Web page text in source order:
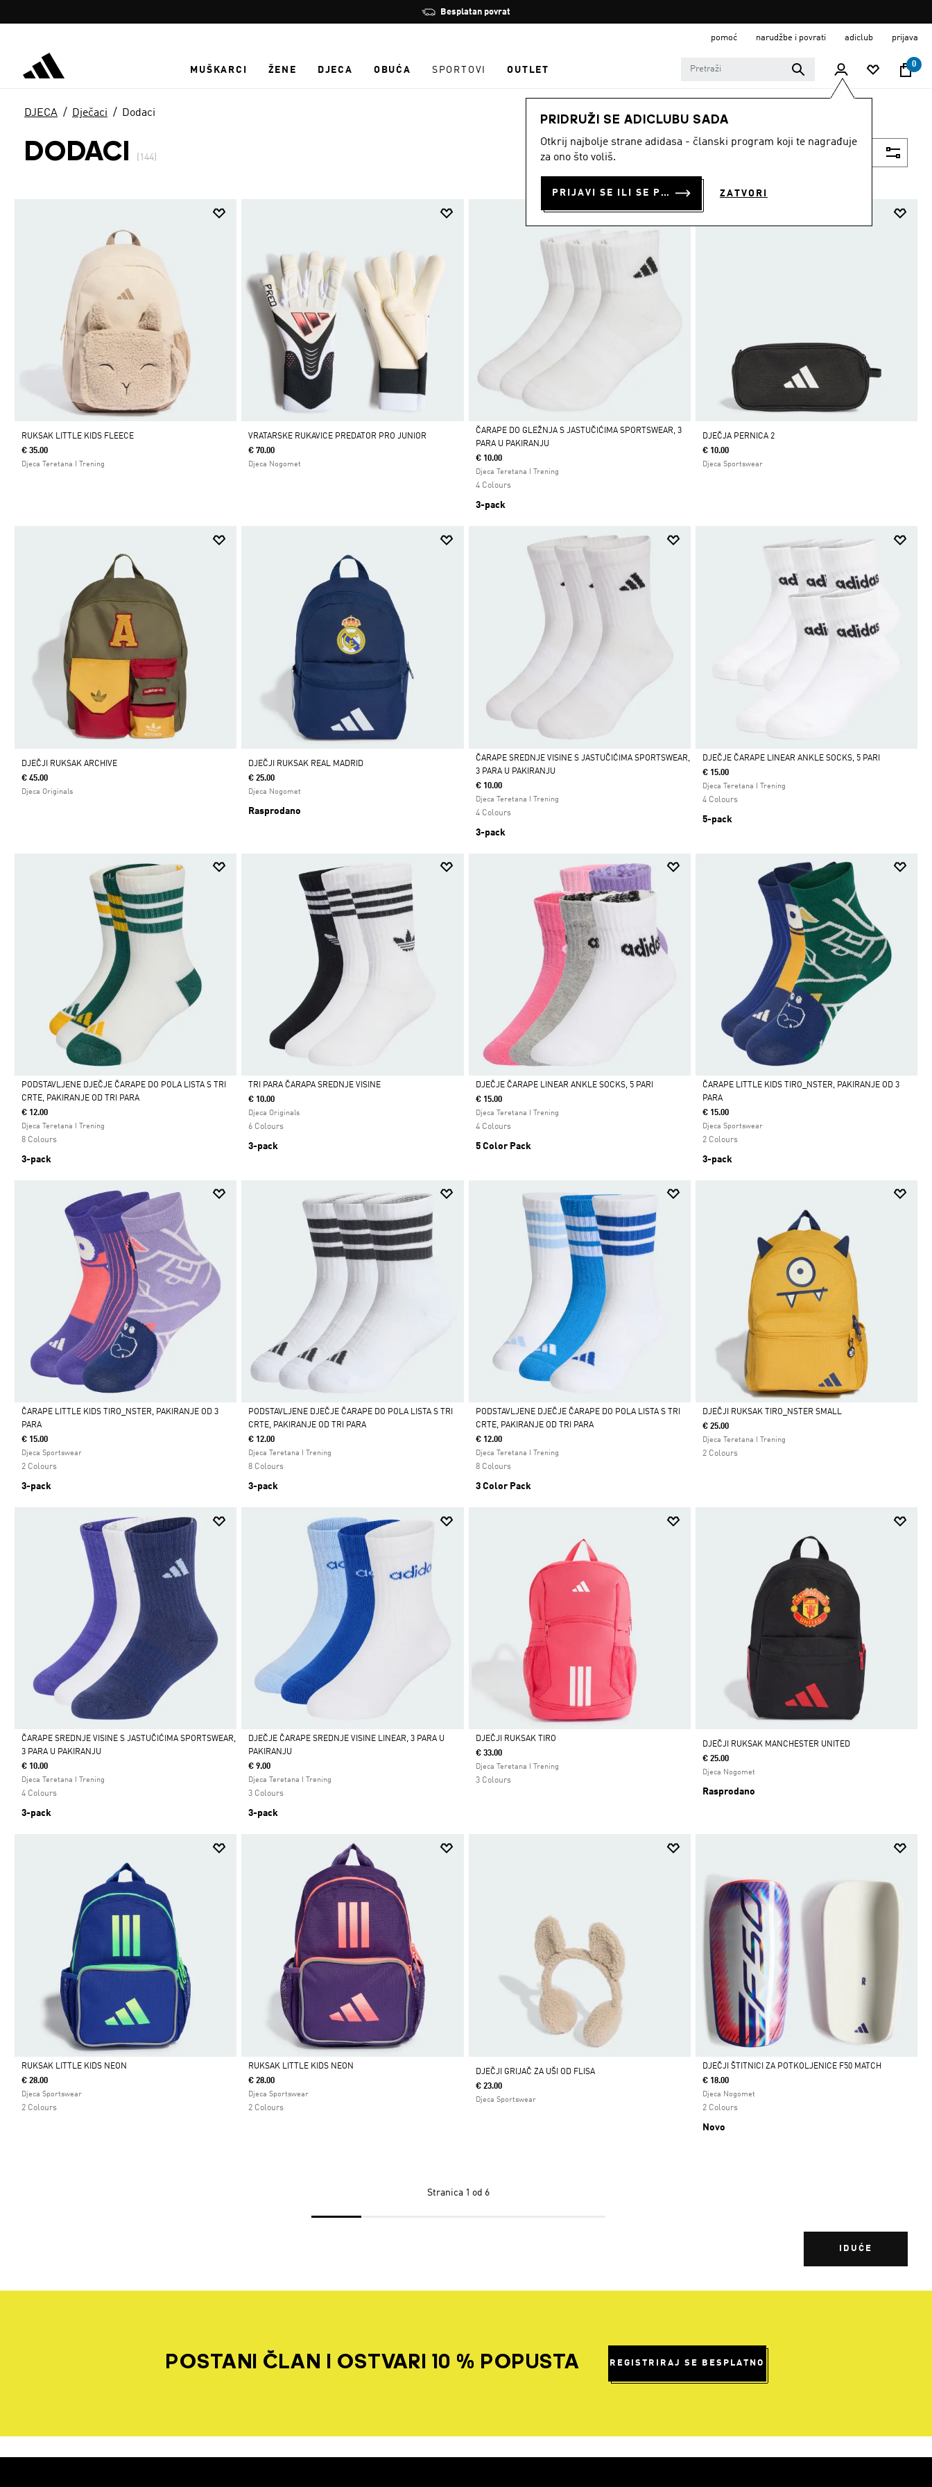
Zaustavi
rotaciju
Učlani se i ostvari 10 % popusta
pomoć narudžbe i povrati adiclub prijava
MUŠKARCI ŽENE DJECA OBUĆA SPORTOVI OUTLET
0
PRIDRUŽI SE ADICLUBU SADA
Otkrij najbolje strane adidasa - članski program koji te nagrađuje
za ono što voliš.
PRIJAVI SE ILI SE PRIDRUŽI SADA ZATVORI
DJECA Dječaci Dodaci
DODACI (144)
RUKSAK LITTLE KIDS FLEECE
€ 35.00
Djeca Teretana I Trening
VRATARSKE RUKAVICE PREDATOR PRO JUNIOR
€ 70.00
Djeca Nogomet
Da
ČARAPE DO GLEŽNJA S JASTUČIĆIMA SPORTSWEAR, 3
PARA U PAKIRANJU
€ 10.00
Djeca Teretana I Trening
4 Colours
3-pack
DJEČJA PERNICA 2
€ 10.00
Djeca Sportswear
DJEČJI RUKSAK ARCHIVE
€ 45.00
Djeca Originals
DJEČJI RUKSAK REAL MADRID
€ 25.00
Djeca Nogomet
Rasprodano
Da
ČARAPE SREDNJE VISINE S JASTUČIĆIMA SPORTSWEAR,
3 PARA U PAKIRANJU
€ 10.00
Djeca Teretana I Trening
4 Colours
3-pack
Da
DJEČJE ČARAPE LINEAR ANKLE SOCKS, 5 PARI
€ 15.00
Djeca Teretana I Trening
4 Colours
5-pack
Da
PODSTAVLJENE DJEČJE ČARAPE DO POLA LISTA S TRI
CRTE, PAKIRANJE OD TRI PARA
€ 12.00
Djeca Teretana I Trening
8 Colours
3-pack
Da
TRI PARA ČARAPA SREDNJE VISINE
€ 10.00
Djeca Originals
6 Colours
3-pack
Da
DJEČJE ČARAPE LINEAR ANKLE SOCKS, 5 PARI
€ 15.00
Djeca Teretana I Trening
4 Colours
5 Color Pack
Da
ČARAPE LITTLE KIDS TIRO_NSTER, PAKIRANJE OD 3
PARA
€ 15.00
Djeca Sportswear
2 Colours
3-pack
Da
ČARAPE LITTLE KIDS TIRO_NSTER, PAKIRANJE OD 3
PARA
€ 15.00
Djeca Sportswear
2 Colours
3-pack
Da
PODSTAVLJENE DJEČJE ČARAPE DO POLA LISTA S TRI
CRTE, PAKIRANJE OD TRI PARA
€ 12.00
Djeca Teretana I Trening
8 Colours
3-pack
Da
PODSTAVLJENE DJEČJE ČARAPE DO POLA LISTA S TRI
CRTE, PAKIRANJE OD TRI PARA
€ 12.00
Djeca Teretana I Trening
8 Colours
3 Color Pack
Da
DJEČJI RUKSAK TIRO_NSTER SMALL
€ 25.00
Djeca Teretana I Trening
2 Colours
Da
ČARAPE SREDNJE VISINE S JASTUČIĆIMA SPORTSWEAR,
3 PARA U PAKIRANJU
€ 10.00
Djeca Teretana I Trening
4 Colours
3-pack
Da
DJEČJE ČARAPE SREDNJE VISINE LINEAR, 3 PARA U
PAKIRANJU
€ 9.00
Djeca Teretana I Trening
3 Colours
3-pack
Da
DJEČJI RUKSAK TIRO
€ 33.00
Djeca Teretana I Trening
3 Colours
DJEČJI RUKSAK MANCHESTER UNITED
€ 25.00
Djeca Nogomet
Rasprodano
Da
RUKSAK LITTLE KIDS NEON
€ 28.00
Djeca Sportswear
2 Colours
Da
RUKSAK LITTLE KIDS NEON
€ 28.00
Djeca Sportswear
2 Colours
DJEČJI GRIJAČ ZA UŠI OD FLISA
€ 23.00
Djeca Sportswear
Da
DJEČJI ŠTITNICI ZA POTKOLJENICE F50 MATCH
€ 18.00
Djeca Nogomet
2 Colours
Novo
Stranica 1 od 6
IDUĆE
POSTANI ČLAN I OSTVARI 10 % POPUSTA REGISTRIRAJ SE BESPLATNO